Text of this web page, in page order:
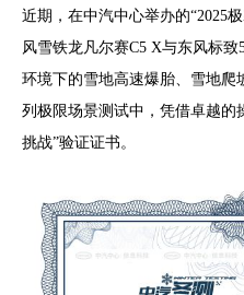
近期，在中汽中心举办的“2025
风雪铁龙凡尔赛C5 X与东风标
环境下的雪地高速爆胎、雪地爬
列极限场景测试中，凭借卓越的
挑战”验证证书。